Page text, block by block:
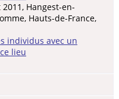
Hangest-en-
Hauts-de-France,